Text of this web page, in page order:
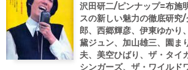
沢田研二/ピンナップ=布施
スの新しい魅力の徹底研究
郎、西郷輝彦、伊東ゆかり
黛ジュン、加山雄三、園ま
夫、美空ひばり、ザ・タイ
シンガーズ、ザ・ワイルド